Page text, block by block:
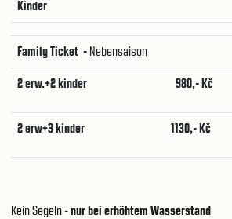
Kinder
Family Ticket - Nebensaison
2 erw.+2 kinder 980,- Kč
2 erw+3 kinder 1130,- Kč
Kein Segeln -nur bei erhöhtem Wasserstand